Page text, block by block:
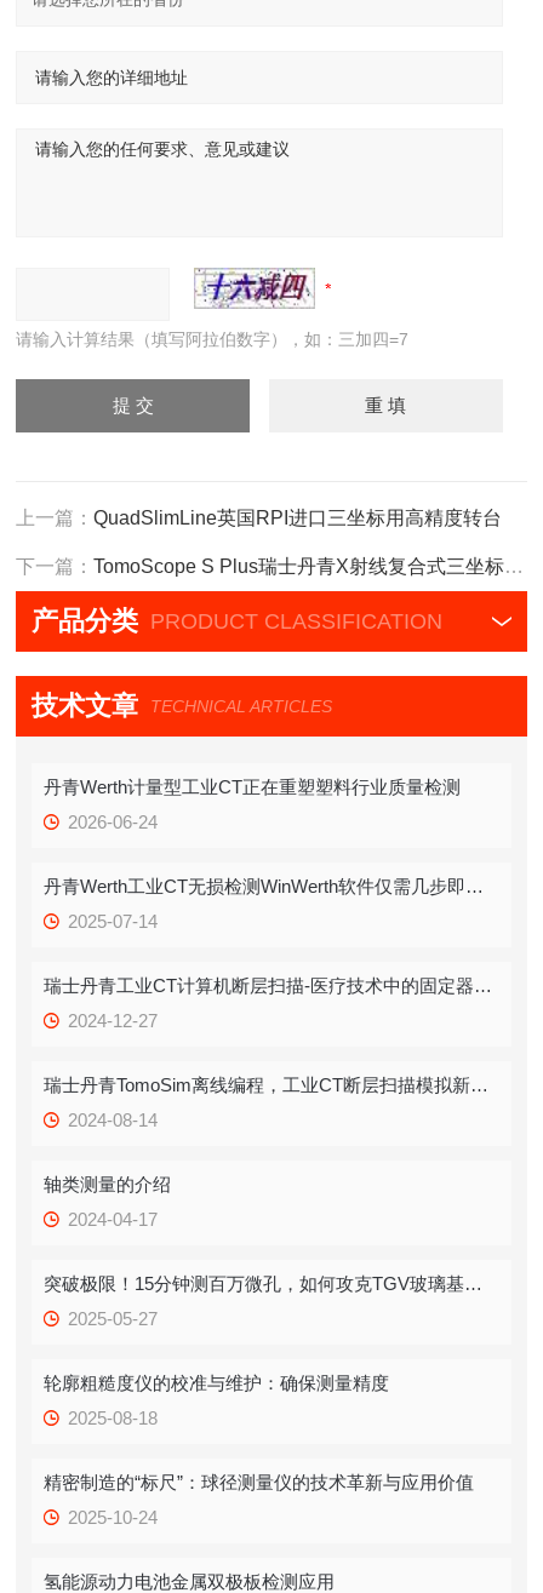
请输入计算结果（填写阿拉伯数字），如：三加四=7
上一篇：QuadSlimLine英国RPI进口三坐标用高精度转台
下一篇：TomoScope S Plus瑞士丹青X射线复合式三坐标测量机工业CT
产品分类 PRODUCT CLASSIFICATION
技术文章 TECHNICAL ARTICLES
丹青Werth计量型工业CT正在重塑塑料行业质量检测
2026-06-24
丹青Werth工业CT无损检测WinWerth软件仅需几步即可实现最佳断层扫描
2025-07-14
瑞士丹青工业CT计算机断层扫描-医疗技术中的固定器测量
2024-12-27
瑞士丹青TomoSim离线编程，工业CT断层扫描模拟新潮流
2024-08-14
轴类测量的介绍
2024-04-17
突破极限！15分钟测百万微孔，如何攻克TGV玻璃基板“卡脖子”难题？
2025-05-27
轮廓粗糙度仪的校准与维护：确保测量精度
2025-08-18
精密制造的“标尺”：球径测量仪的技术革新与应用价值
2025-10-24
氢能源动力电池金属双极板检测应用